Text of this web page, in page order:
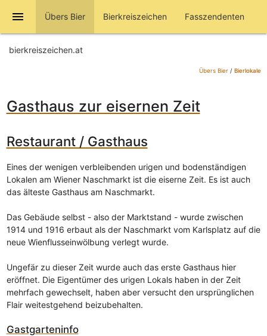
menu Übers Bier Bierkreiszeichen Fasszendenten
bierkreiszeichen.at
Übers Bier/ Bierlokale
Gasthaus zur eisernen Zeit
Restaurant / Gasthaus
Eines der wenigen verbleibenden urigen und bodenständigen
Lokalen am Wiener Naschmarkt ist die eiserne Zeit. Es ist auch
das älteste Gasthaus am Naschmarkt.
Das Gebäude selbst - also der Marktstand - wurde zwischen
1914 und 1916 erbaut als der Naschmarkt vom Karlsplatz auf die
neue Wienflusseinwölbung verlegt wurde.
Ungefär zu dieser Zeit wurde auch das erste Gasthaus hier
eröffnet. Die Eigentümer des urigen Lokals haben in der Zeit
mehrfach gewechselt, haben aber versucht den ursprünglichen
Flair weitestgehend beizubehalten.
Gastgarteninfo